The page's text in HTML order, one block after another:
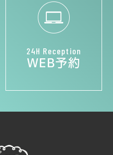
24H Reception
WEB予約